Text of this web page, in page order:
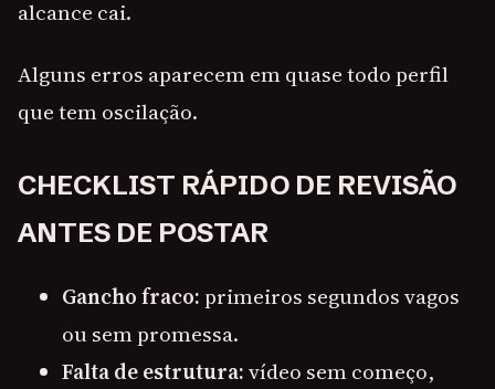
alcance cai.
Alguns erros aparecem em quase todo perfil
que tem oscilação.
CHECKLIST RÁPIDO DE REVISÃO
ANTES DE POSTAR
Gancho fraco:primeiros segundos vagos
ou sem promessa.
Falta de estrutura:vídeo sem começo,